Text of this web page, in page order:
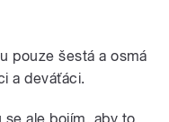
pouze šestá a osmá
a deváťáci.